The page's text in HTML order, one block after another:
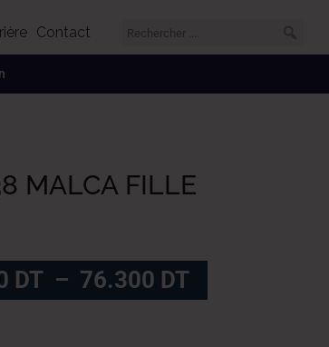
Contact
MALCA FILLE
DT – 76.300 DTPlage
de